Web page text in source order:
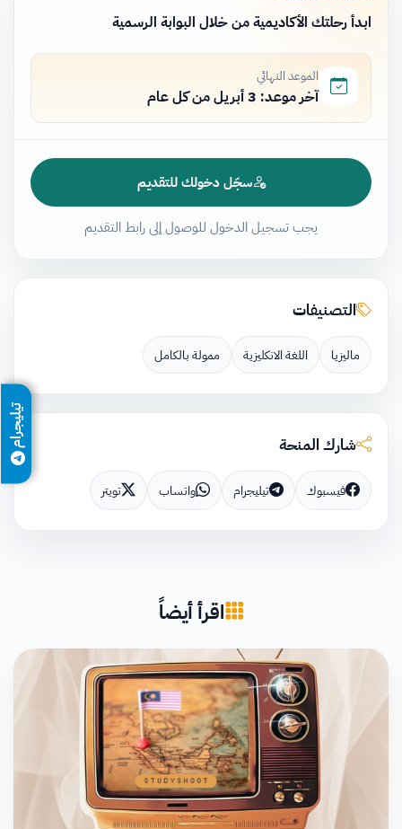
ابدأ رحلتك الأكاديمية من خلال البوابة الرسمية
الموعد النهائي
آخر موعد: 3 أبريل من كل عام
سجّل دخولك للتقديم
يجب تسجيل الدخول للوصول إلى رابط التقديم
التصنيفات
ماليزيا اللغة الانكليزية ممولة بالكامل
شارك المنحة
فيسبوك تيليجرام واتساب تويتر
اقرأ أيضاً
تيليجرام